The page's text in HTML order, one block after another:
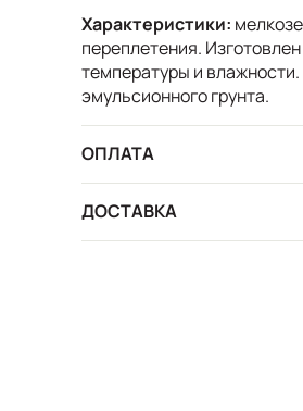
Характеристики:
переплетения.
температуры и
эмульсионного грунта.
ОПЛАТА
ДОСТАВКА